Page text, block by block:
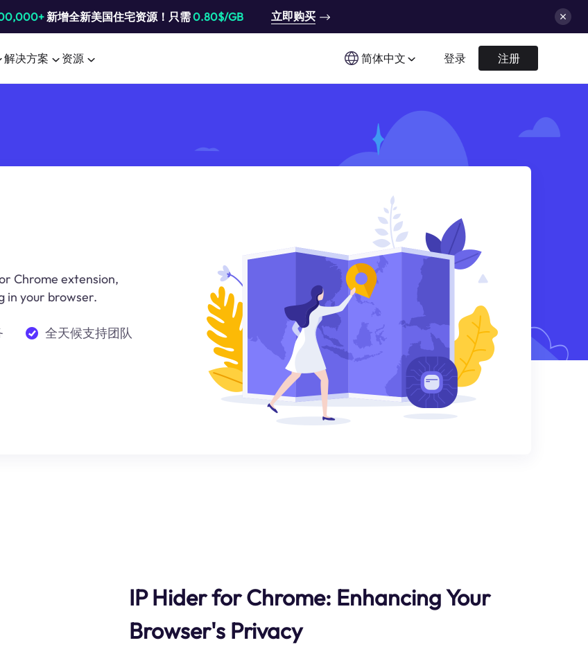
新增全新美国住宅资源！只需0.80$/GB 立即购买
解决方案 资源 简体中文 登录 注册
Chrome extension,
in your browser.
全天候支持团队
IP Hider for Chrome: Enhancing Your
Browser's Privacy